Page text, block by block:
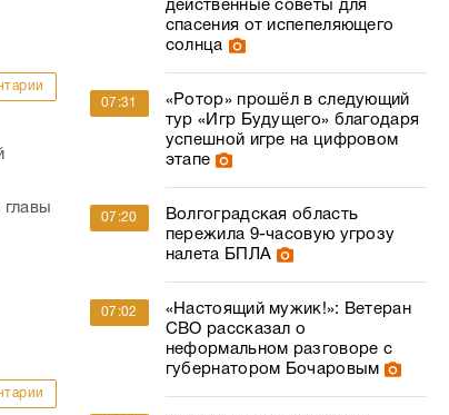
главы
действенные советы для
спасения от испепеляющего
солнца
07:31
«Ротор» прошёл в следующий
тур «Игр Будущего» благодаря
успешной игре на цифровом
этапе
07:20
Волгоградская область
пережила 9-часовую угрозу
налета БПЛА
07:02
«Настоящий мужик!»: Ветеран
СВО рассказал о
неформальном разговоре с
губернатором Бочаровым